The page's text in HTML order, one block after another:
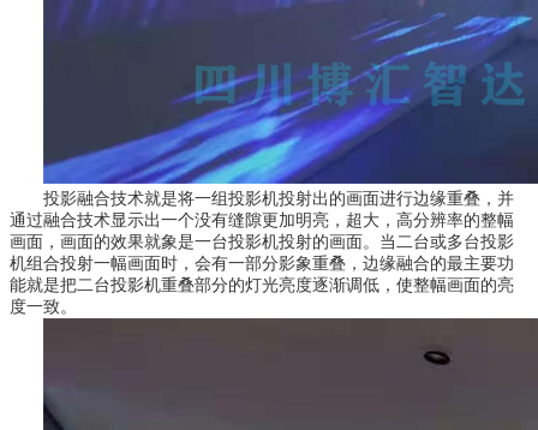
投影融合技术就是将一组投影机投射出的画面进行边缘重叠，并
通过融合技术显示出一个没有缝隙更加明亮，超大，高分辨率的整幅
画面，画面的效果就象是一台投影机投射的画面。当二台或多台投影
机组合投射一幅画面时，会有一部分影象重叠，边缘融合的最主要功
能就是把二台投影机重叠部分的灯光亮度逐渐调低，使整幅画面的亮
度一致。